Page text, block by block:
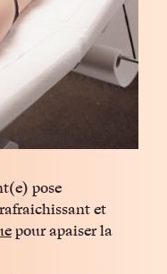
pose
et
pour apaiser la